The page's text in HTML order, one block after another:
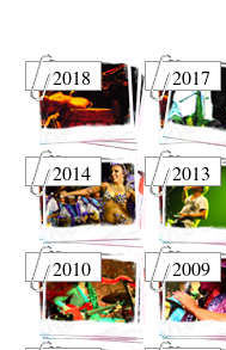
2018 2017
2014 2013
2010 2009